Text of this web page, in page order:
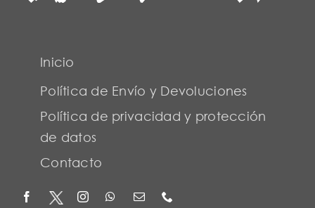
Inicio
Política de Envío y Devoluciones
Política de privacidad y protección
de datos
Contacto